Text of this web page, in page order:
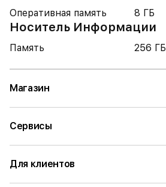
Оперативная память 8 ГБ
Носитель Информации
Память 256 ГБ
Магазин
Сервисы
Для клиентов